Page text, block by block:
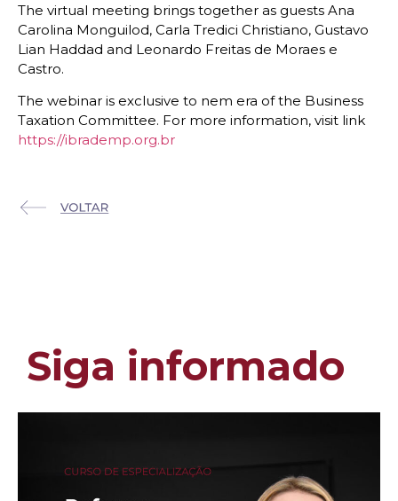
The virtual meeting brings together as guests Ana
Carolina Monguilod, Carla Tredici Christiano, Gustavo
Lian Haddad and Leonardo Freitas de Moraes e
Castro.
The webinar is exclusive to nem era of the Business
Taxation Committee. For more information, visit link
https://ibrademp.org.br
Siga informado